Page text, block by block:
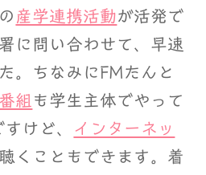
産学連携活動が活発で
に問い合わせて、早速
。ちなみにFMたんと
組 も学生主体でやって
けど、
インターネッ
くこともできます。着